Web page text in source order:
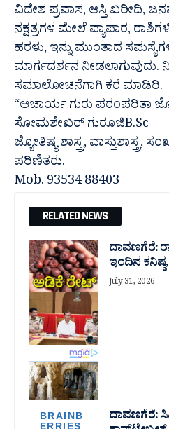
ವಿದೇಶ ಪ್ರವಾಸ, ಆಸ್ತಿ ಖರೀದಿ,
ನಕ್ಷತ್ರಗಳ ಮೇಲೆ ವ್ಯಾಪಾರ,
ಹರಳು, ಇನ್ನು ಮುಂತಾದ
ಮಾರ್ಗದರ್ಶನ
ಸಮಾಲೋಚನೆಗಾಗಿ ಕರೆ ಮಾಡಿರಿ.
“ಆಚಾರ್ಯ ಗುರು ಪರಂಪರಿತಾ
ಸೋಮಶೇಖರ್ ಗುರೂಜಿB.Sc
ಜ್ಯೋತಿಷ್ಯ ಶಾಸ್ತ್ರ, ವಾಸ್ತುಶಾಸ್ತ್ರ,
ಪರಿಣಿತರು.
Mob. 93534 88403
RELATED NEWS
ದಾವಣಗೆರೆ:
ಇಂದಿನ
July 31, 2026
ದಾವಣಗೆರೆ: